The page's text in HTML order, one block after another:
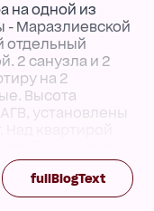
на одной из
- Маразлиевской
отдельный
2 санузла и 2
на 2
Высота
установлены
как подсобное
этаж.fullBlogText